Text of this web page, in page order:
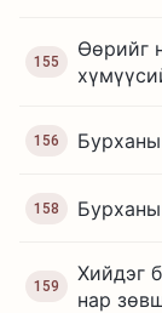
155
Өөрийг
156
158
159
Хийдэг
нар